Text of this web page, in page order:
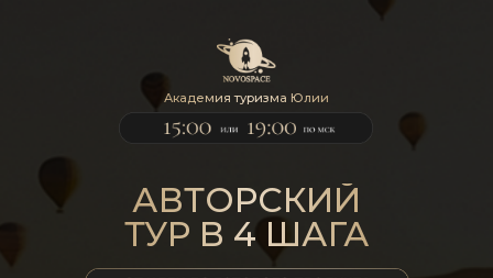
Академия туризма Юлии
АВТОРСКИЙ
ТУР В 4 ШАГА